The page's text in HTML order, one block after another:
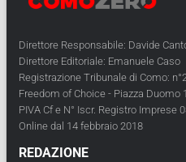
Direttore Responsabile: Davide
Direttore Editoriale: Emanuele Caso
Registrazione Tribunale di Como:
Freedom of Choice - Piazza Duomo
PIVA Cf e N° Iscr. Registro Imprese
Online dal 14 febbraio 2018
REDAZIONE